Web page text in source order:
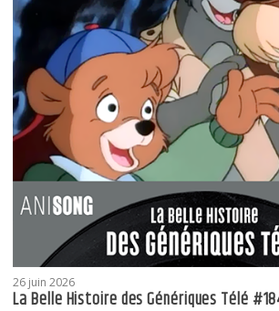
26 juin 2026
La Belle Histoire des Génériques Télé